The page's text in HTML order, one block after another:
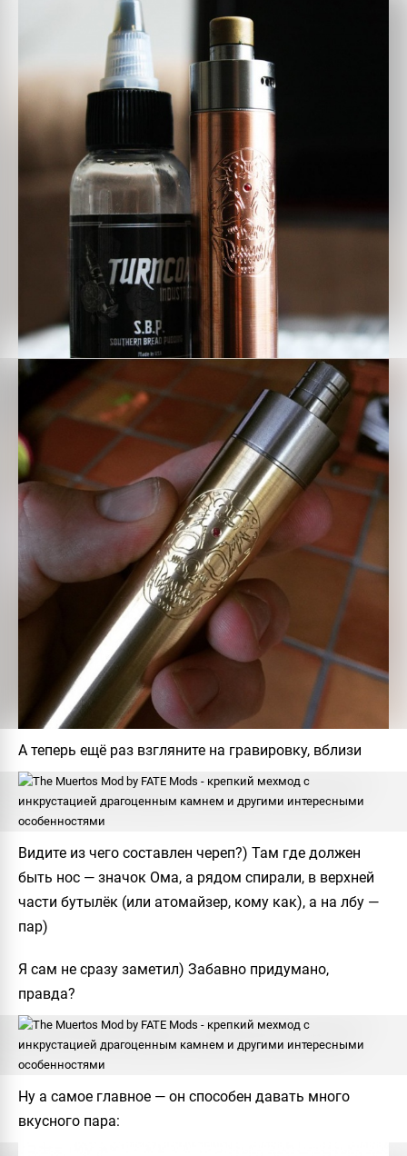
А теперь ещё раз взгляните на гравировку, вблизи
Видите из чего составлен череп?) Там где должен
быть нос — значок Ома, а рядом спирали, в верхней
части бутылёк (или атомайзер, кому как), а на лбу —
пар)
Я сам не сразу заметил) Забавно придумано,
правда?
Ну а самое главное — он способен давать много
вкусного пара: